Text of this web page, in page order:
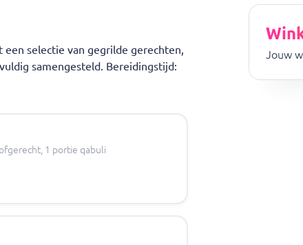
selectie van gegrilde gerechten,
samengesteld. Bereidingstijd:
1 portie qabuli
Jouw